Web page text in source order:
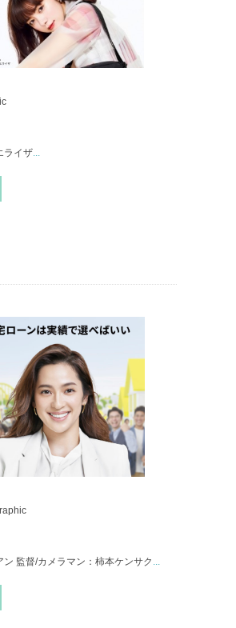
ライザ...
ン 監督/カメラマン：柿本ケンサク ...